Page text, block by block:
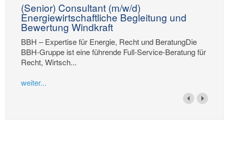
(Senior) Consultant (m/w/d)
Energiewirtschaftliche Begleitung und
Bewertung Windkraft
BBH – Expertise für Energie, Recht und BeratungDie
BBH-Gruppe ist eine führende Full-Service-Beratung für
Recht, Wirtsch...
weiter...